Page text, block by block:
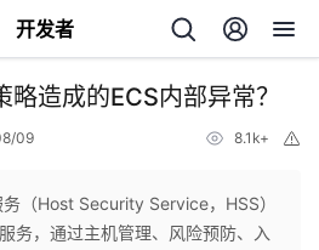
开发者
造成的ECS内部异常？
09 8.1k+
务（Host Security Service，HSS）
务，通过主机管理、风险预防、入